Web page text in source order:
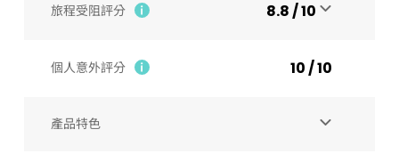
旅程受阻評分 8.8 / 10
個人意外評分 10 / 10
產品特色